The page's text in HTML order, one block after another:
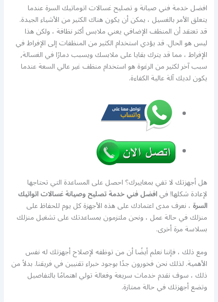
افضل خدمة فني صيانة و تصليح غسالات اتوماتيك السرة عندما
يتعلق الأمر بالغسيل ، يمكن أن يكون هناك الكثير من الأشياء الجيدة.
قد تعتقد أن المنظف الإضافي يعني ملابس أكثر نظافة ، ولكن هذا
ليس هو الحال. قد يؤدي استخدام الكثير من المنظفات إلى الإفراط في
الإفراط ، مما قد يترك بقايا على ملابسك ويسبب دمارًا في الغسالة,
سبب آخر لكثير من الرغوة هو استخدام منظف غير عالي السعة عندما
يكون لديك آلة عالية الكفاءة.
هل أجهزتك لا تفي بمعاييرك؟ احصل على المساعدة التي تحتاجها
لإعادة شكلها! فيافضل فني خدمة تصليح وصيانة غسالات اتواتيك
السرة ، نعرف مدى اعتمادك على هذه الأجهزة كل يوم للحفاظ على
منزلك في حالة عمل ، ونحن ملتزمون بمساعدتك على تشغيل منزلك
بسلاسة مرة أخرى.
ومع ذلك ، فإننا نعلم أيضًا أن من توظفه لإصلاح أجهزتك له نفس
الأهمية. لذلك نحن فخورون جدًا بوجود خبراء تقنيين في فريقنا. بدلاً من
ذلك ، سوف نقدم خدمات سريعة وفعالة تولي اهتمامًا بالتفاصيل
وتضع أجهزتك في حالة ممتازة.